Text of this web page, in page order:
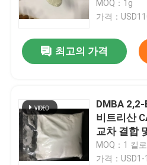
MOQ：1g
가격：
최고의 가격
DMBA
비트리산
교차 결합
또는 물 기
생산하는
MOQ：1 킬
가격：